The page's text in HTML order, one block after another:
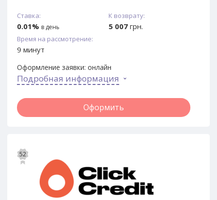
Ставка:
0.01% в день
К возврату:
5 007 грн.
Время на рассмотрение:
9 минут
Оформление заявки: онлайн
Подробная информация
Оформить
52